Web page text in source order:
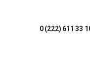
0 (222) 611 33